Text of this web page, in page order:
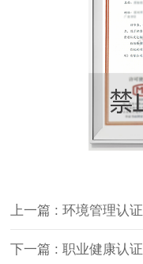
上一篇 : 环境管理认证
下一篇 : 职业健康认证